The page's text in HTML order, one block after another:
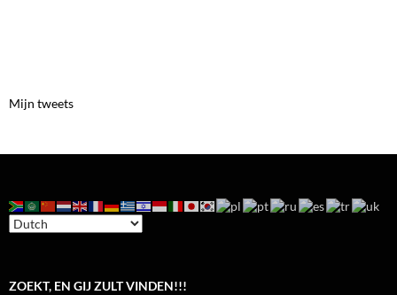
Mijn tweets
ZOEKT, EN GIJ ZULT VINDEN!!!